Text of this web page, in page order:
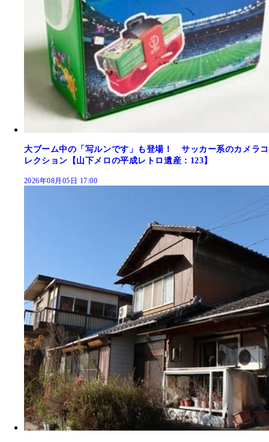
大ブーム中の「写ルンです」も登場！ サッカー系のカメラコ
レクション【山下メロの平成レトロ遺産：123】
2026年08月05日 17:00